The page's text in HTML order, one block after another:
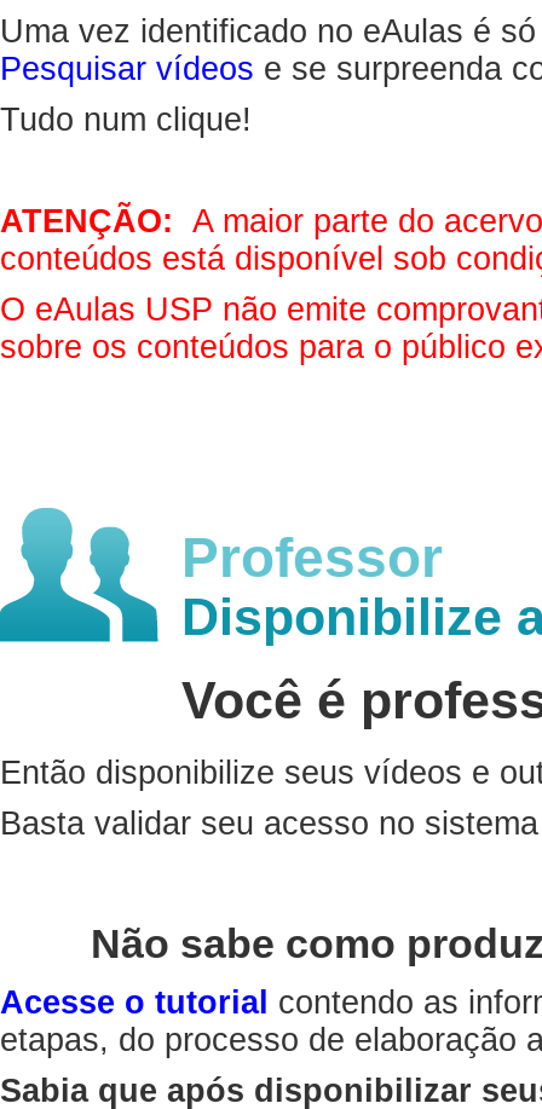
Uma vez identificado no eAulas é
Pesquisar vídeos e se surpreenda
Tudo num clique!
ATENÇÃO: A maior parte do
conteúdos está disponível sob
O eAulas USP não emite
sobre os conteúdos para o público
Professor
Disponibilize
Você é
Então disponibilize seus vídeos e
Basta validar seu acesso no
Não sabe como
Acesse o tutorial contendo as
etapas, do processo de elaboração
Sabia que após disponibilizar